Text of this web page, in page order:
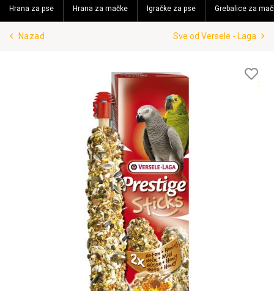
Teraristika
Brendovi
Hrana za pse Hrana za mačke Igračke za pse Grebalice za
Nazad Sve od Versele - Laga